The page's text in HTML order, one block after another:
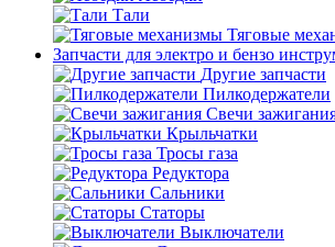
Тали
Тяговые
Запчасти для электро и бензо
Другие запчасти
Пилкодержатели
Свечи
Крыльчатки
Тросы газа
Редуктора
Сальники
Статоры
Выключатели